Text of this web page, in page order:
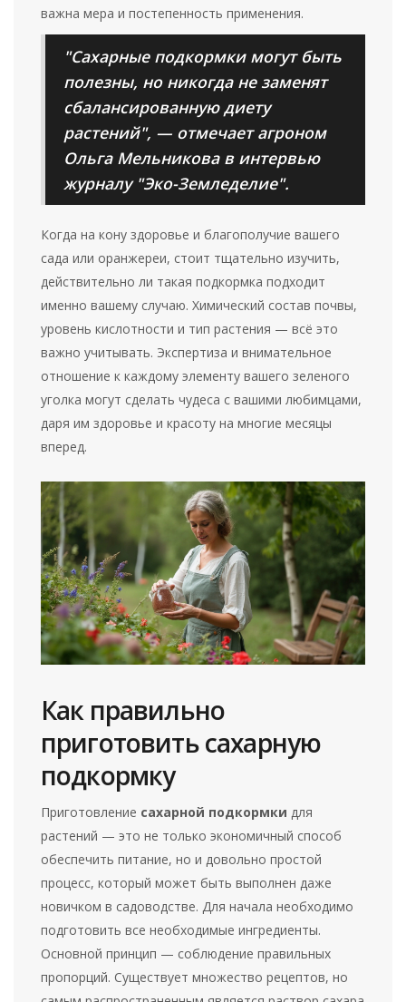
важна мера и постепенность применения.
"Сахарные подкормки могут быть
полезны, но никогда не заменят
сбалансированную диету
растений", — отмечает агроном
Ольга Мельникова в интервью
журналу "Эко-Земледелие".
Когда на кону здоровье и благополучие вашего
сада или оранжереи, стоит тщательно изучить,
действительно ли такая подкормка подходит
именно вашему случаю. Химический состав почвы,
уровень кислотности и тип растения — всё это
важно учитывать. Экспертиза и внимательное
отношение к каждому элементу вашего зеленого
уголка могут сделать чудеса с вашими любимцами,
даря им здоровье и красоту на многие месяцы
вперед.
Как правильно
приготовить сахарную
подкормку
Приготовление сахарной подкормки для
растений — это не только экономичный способ
обеспечить питание, но и довольно простой
процесс, который может быть выполнен даже
новичком в садоводстве. Для начала необходимо
подготовить все необходимые ингредиенты.
Основной принцип — соблюдение правильных
пропорций. Существует множество рецептов, но